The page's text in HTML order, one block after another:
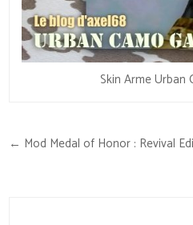
Skin Arme Urban
Navigation
← Mod Medal of Honor : Revival